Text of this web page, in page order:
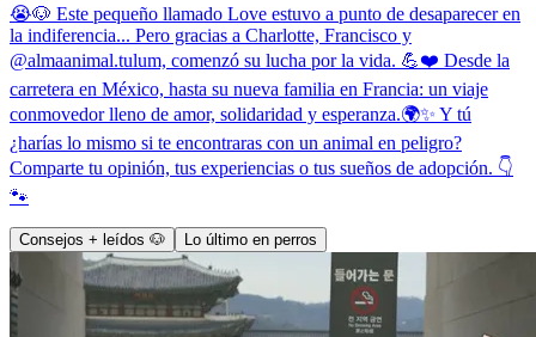
😭🐶 Este pequeño llamado Love estuvo a punto de desaparecer en
la indiferencia... Pero gracias a Charlotte, Francisco y
@almaanimal.tulum, comenzó su lucha por la vida. 💪❤️ Desde la
carretera en México, hasta su nueva familia en Francia: un viaje
conmovedor lleno de amor, solidaridad y esperanza.🌍✨ Y tú
¿harías lo mismo si te encontraras con un animal en peligro?
Comparte tu opinión, tus experiencias o tus sueños de adopción. 👇
🐾
Consejos + leídos 🐶 Lo último en perros